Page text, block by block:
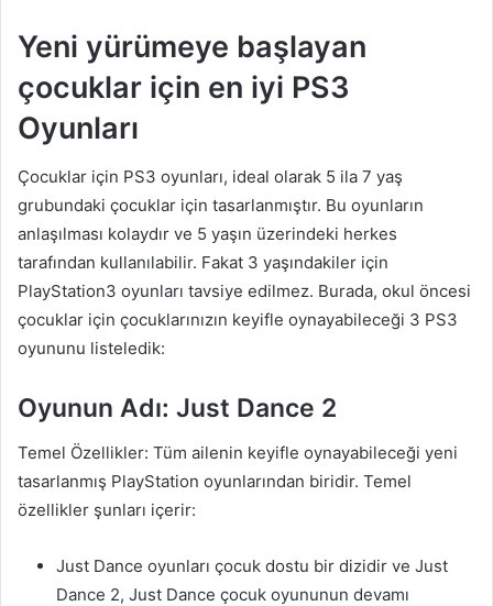
Yeni yürümeye başlayan
çocuklar için en iyi PS3
Oyunları
Çocuklar için PS3 oyunları, ideal olarak 5 ila 7 yaş
grubundaki çocuklar için tasarlanmıştır. Bu oyunların
anlaşılması kolaydır ve 5 yaşın üzerindeki herkes
tarafından kullanılabilir. Fakat 3 yaşındakiler için
PlayStation3 oyunları tavsiye edilmez. Burada, okul öncesi
çocuklar için çocuklarınızın keyifle oynayabileceği 3 PS3
oyununu listeledik:
Oyunun Adı: Just Dance 2
Temel Özellikler: Tüm ailenin keyifle oynayabileceği yeni
tasarlanmış PlayStation oyunlarından biridir. Temel
özellikler şunları içerir:
Just Dance oyunları çocuk dostu bir dizidir ve Just
Dance 2, Just Dance çocuk oyununun devamı